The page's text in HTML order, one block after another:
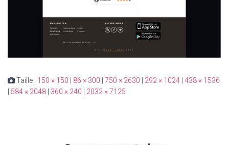
Taille : 150 × 150 86 × 300 750 × 2630 292 × 1024 438 × 1536
584 × 2048 360 × 240 2032 × 7125